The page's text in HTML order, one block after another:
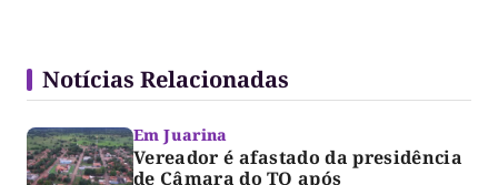
Notícias Relacionadas
Em Juarina
Vereador é afastado da presidência
de Câmara do TO após